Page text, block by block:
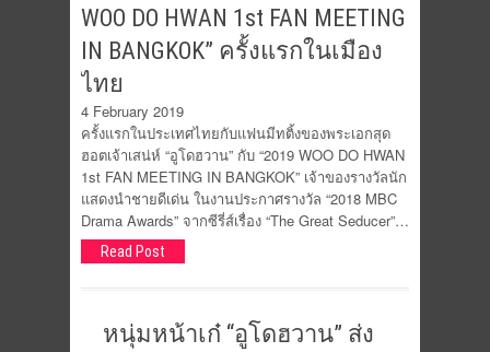
WOO DO HWAN 1st FAN MEETING
IN BANGKOK” ครั้งแรกในเมือง
ไทย
4 February 2019
ครั้งแรกในประเทศไทยกับแฟนมีทติ้งของพระเอกสุด
ฮอตเจ้าเสน่ห์ “อูโดฮวาน” กับ “2019 WOO DO HWAN
1st FAN MEETING IN BANGKOK” เจ้าของรางวัลนัก
แสดงนำชายดีเด่น ในงานประกาศรางวัล “2018 MBC
Drama Awards” จากซีรี่ส์เรื่อง “The Great Seducer”…
Read Post
หนุ่มหน้าเก๋ “อูโดฮวาน” ส่ง